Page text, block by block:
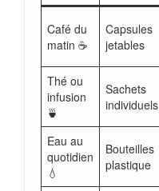
Café du
matin ☕
Capsules
jetables
Thé ou
infusion
🍵
Sachets
individuels
Eau au
quotidien
💧
Bouteilles
plastique